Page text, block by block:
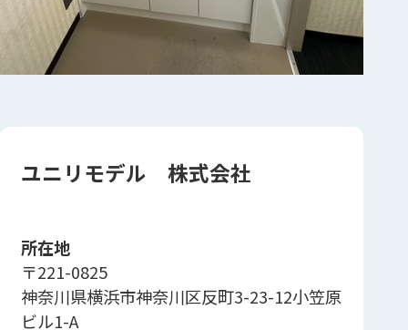
ユニリモデル 株式会社
所在地
〒221-0825
神奈川県横浜市神奈川区反町3-23-12小笠原
ビル1-A